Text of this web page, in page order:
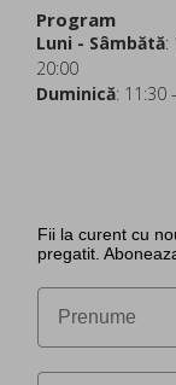
Program
Luni - Sâmbătă:
20:00
Duminică: 11:30
Fii la curent cu
pregatit.